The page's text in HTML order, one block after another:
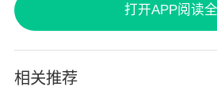
高峰的烦躁；疏影绿鲜活清
打开APP阅读
相关推荐